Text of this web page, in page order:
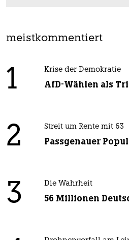
meistkommentiert
1 Krise der Demokratie
AfD-Wählen als
2 Streit um Rente mit 63
Passgenauer
3 Die Wahrheit
56 Millionen